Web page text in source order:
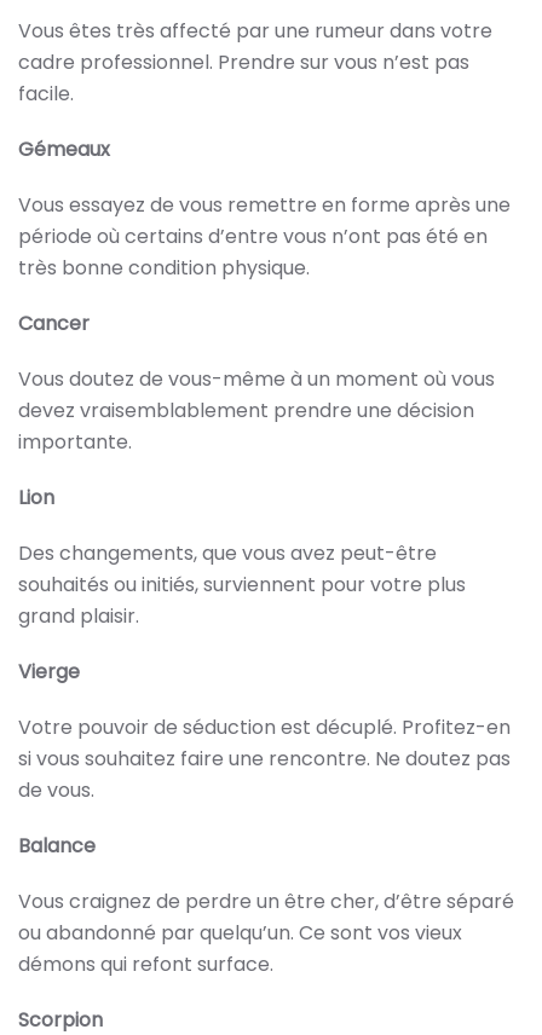
Vous êtes très affecté par une rumeur dans votre
cadre professionnel. Prendre sur vous n’est pas
facile.
Gémeaux
Vous essayez de vous remettre en forme après une
période où certains d’entre vous n’ont pas été en
très bonne condition physique.
Cancer
Vous doutez de vous-même à un moment où vous
devez vraisemblablement prendre une décision
importante.
Lion
Des changements, que vous avez peut-être
souhaités ou initiés, surviennent pour votre plus
grand plaisir.
Vierge
Votre pouvoir de séduction est décuplé. Profitez-en
si vous souhaitez faire une rencontre. Ne doutez pas
de vous.
Balance
Vous craignez de perdre un être cher, d’être séparé
ou abandonné par quelqu’un. Ce sont vos vieux
démons qui refont surface.
Scorpion